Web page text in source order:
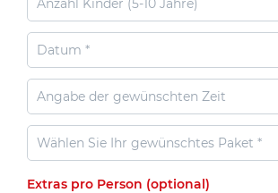
Extras pro Person (optional)